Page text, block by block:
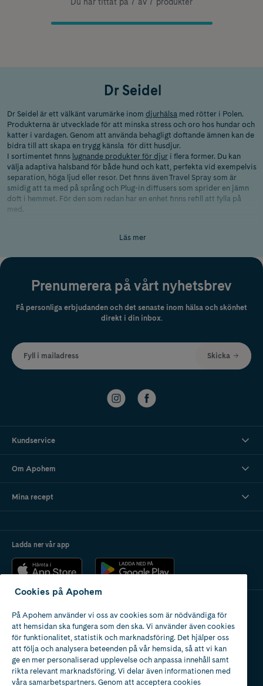
Dr Seidel
Dr Seidel är ett välkänt varumärke inom djurhälsa med rötter i Polen.
Produkterna är utvecklade för att minska stress och oro hos hundar och
katter i vardagen. Genom att använda behagligt doftande ämnen kan de
bidra till att skapa en trygg känsla för ditt husdjur.
I sortimentet finns lugnande produkter för djur i flera former. Du kan
välja adaptiva halsband för både hund och katt, perfekta vid exempelvis
separation, höga ljud eller resor. Det finns även Travel Spray som är
smidig att ta med på språng och Plug-in diffusers som sprider en jämn
doft i hemmet. För den som redan har en enhet finns refill att fylla på
med.
vid stressiga situationer. Oavsett om det handlar om fyrverkerier,
Läs mer
Prenumerera på vårt nyhetsbrev
Få personliga erbjudanden och det senaste inom hälsa och skönhet
direkt i din inbox.
Fyll i mailadress Skicka
Kundservice
Om Apohem
Mina recept
Ladda ner vår app
Apotek med tillstånd
av Läkemedelsverket
Cookies på Apohem
På Apohem använder vi oss av cookies som är nödvändiga för
att hemsidan ska fungera som den ska. Vi använder även cookies
för funktionalitet, statistik och marknadsföring. Det hjälper oss
att följa och analysera beteenden på vår hemsida, så att vi kan
ge en mer personaliserad upplevelse och anpassa innehåll samt
rikta relevant marknadsföring. Vi delar även informationen med
våra samarbetspartners. Genom att acceptera cookies